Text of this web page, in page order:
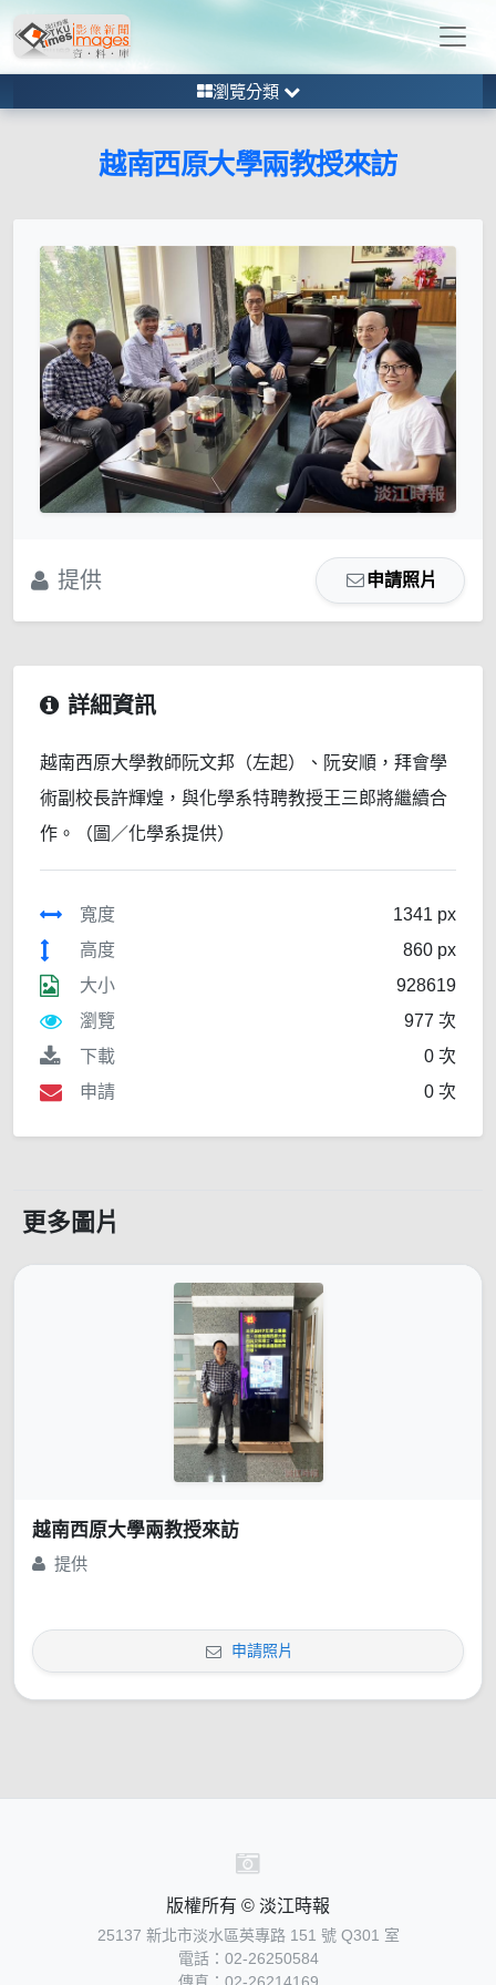
瀏覽分類
越南西原大學兩教授來訪
提供 申請照片
詳細資訊
越南西原大學教師阮文邦（左起）、阮安順，拜會學
術副校長許輝煌，與化學系特聘教授王三郎將繼續合
作。（圖／化學系提供）
寬度
1341 px
高度
860 px
大小
928619
瀏覽
977 次
下載
0 次
申請
0 次
更多圖片
越南西原大學兩教授來訪
提供
申請照片
版權所有 © 淡江時報
25137 新北市淡水區英專路 151 號 Q301 室
電話：02-26250584